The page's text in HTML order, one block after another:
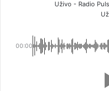
Uživo - Radio
00:00